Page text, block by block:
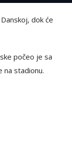
dok će
počeo je sa
na stadionu.